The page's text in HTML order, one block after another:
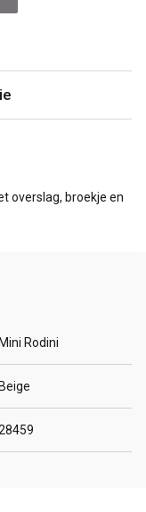
overslag, broekje en
Mini Rodini
Beige